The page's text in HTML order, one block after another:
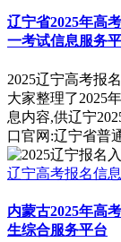
辽宁省2025年高
一考试信息服务
2025辽宁高考报
大家整理了2025
息内容,供辽宁
口官网:辽宁省普
辽宁高考报名信息
内蒙古2025年高
生综合服务平台